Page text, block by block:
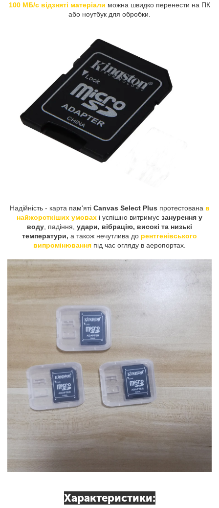
100 МБ/с відзняті матеріали можна швидко перенести на ПК
або ноутбук для обробки.
Надійність - карта пам'яті Canvas Select Plus протестована в
найжорсткіших умовах і успішно витримує занурення у
воду , падіння, удари, вібрацію, високі та низькі
температури, а також нечутлива до рентгенівського
випромінювання під час огляду в аеропортах.
Характеристики: